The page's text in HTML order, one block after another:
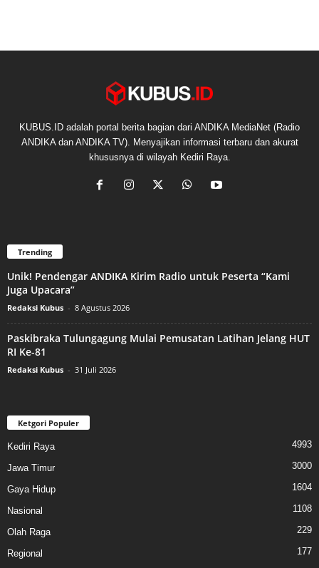
KUBUS.ID adalah portal berita bagian dari ANDIKA MediaNet (Radio
ANDIKA dan ANDIKA TV). Menyajikan informasi terbaru dan akurat
khususnya di wilayah Kediri Raya.
Trending
Unik! Pendengar ANDIKA Kirim Radio untuk Peserta “Kami
Juga Upacara”
Redaksi Kubus - 8 Agustus 2026
Paskibraka Tulungagung Mulai Pemusatan Latihan Jelang HUT
RI Ke-81
Redaksi Kubus - 31 Juli 2026
Ketgori Populer
Kediri Raya 4993
Jawa Timur 3000
Gaya Hidup 1604
Nasional 1108
Olah Raga 229
Regional 177